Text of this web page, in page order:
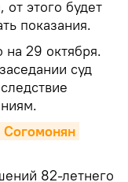
от этого будет
показания.
29 октября.
суд
Согомонян
82-летнего